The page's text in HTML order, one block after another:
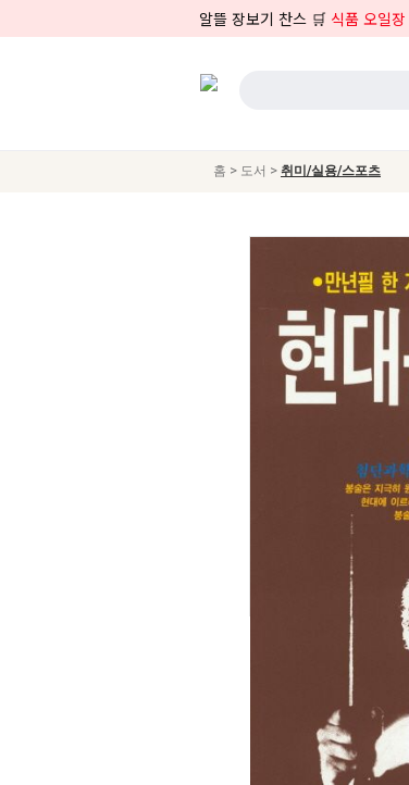
알뜰 장보기 찬스 🛒 식품 오일장
홈 > 도서 > 취미/실용/스포츠